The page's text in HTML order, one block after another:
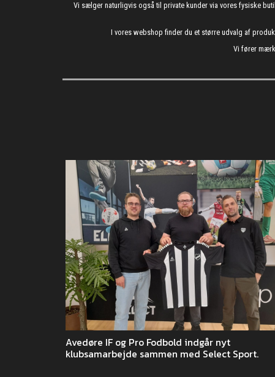
Vi sælger naturligvis også til private kunder via vores fysiske
I vores webshop finder du et større udvalg af
Vi fører
Avedøre IF og Pro Fodbold indgår nyt
klubsamarbejde sammen med Select Sport.